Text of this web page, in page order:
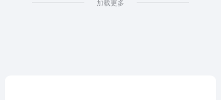
加载更多